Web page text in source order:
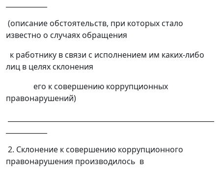
(описание обстоятельств, при которых стало
известно о случаях обращения
к работнику в связи с исполнением им каких-либо
лиц в целях склонения
его к совершению коррупционных
правонарушений)
2. Склонение к совершению коррупционного
правонарушения производилось в